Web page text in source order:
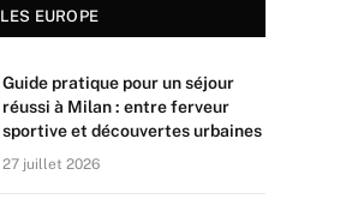
EUROPE
Guide pratique pour un séjour
réussi à Milan : entre ferveur
sportive et découvertes urbaines
27 juillet 2026